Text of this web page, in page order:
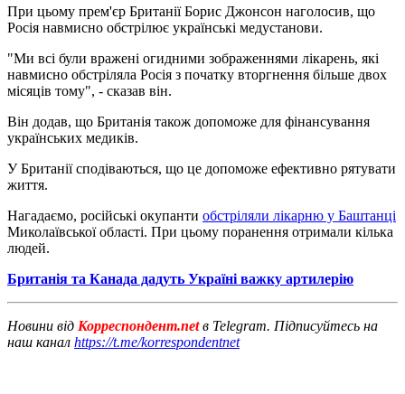
При цьому прем'єр Британії Борис Джонсон наголосив, що
Росія навмисно обстрілює українські медустанови.
"Ми всі були вражені огидними зображеннями лікарень, які
навмисно обстріляла Росія з початку вторгнення більше двох
місяців тому", - сказав він.
Він додав, що Британія також допоможе для фінансування
українських медиків.
У Британії сподіваються, що це допоможе ефективно рятувати
життя.
Нагадаємо, російські окупанти обстріляли лікарню у Баштанці
Миколаївської області. При цьому поранення отримали кілька
людей.
Британія та Канада дадуть Україні важку артилерію
Новини від Корреспондент.netв Telegram. Підписуйтесь на
наш канал https://t.me/korrespondentnet